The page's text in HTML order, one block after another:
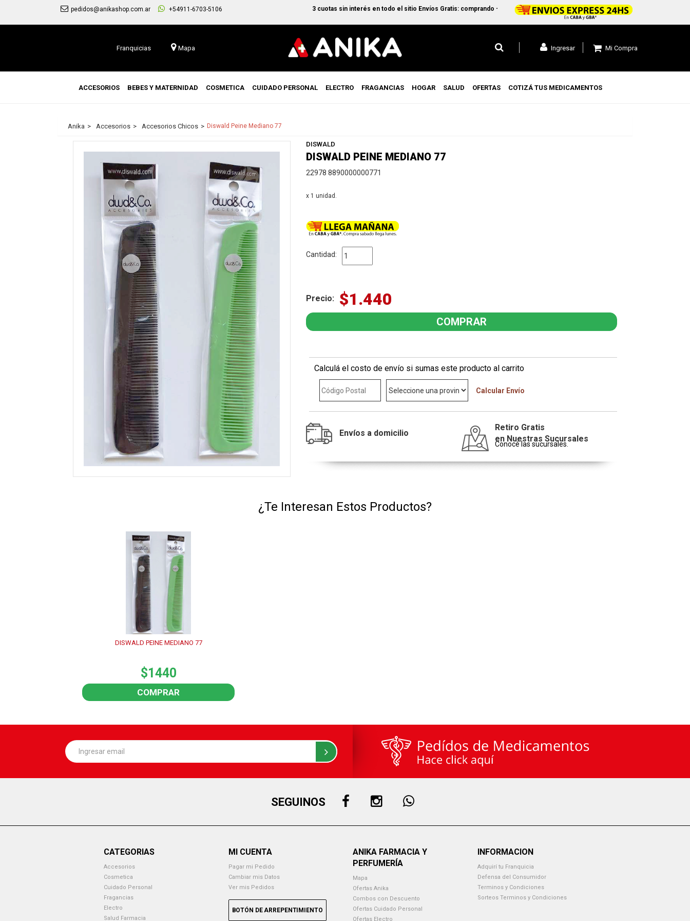
pedidos@anikashop.com.ar +54911-6703-5106 3 cuotas sin interés en todo el sitio Envíos Gratis: comprando +$45.000 en CABA y GBA1 y +$99.000 a todo el pais
Franquicias Mapa Mi Compra
Ingresar
ACCESORIOS BEBES Y MATERNIDAD COSMETICA CUIDADO PERSONAL ELECTRO FRAGANCIAS HOGAR SALUD OFERTAS COTIZÁ TUS MEDICAMENTOS
Anika Accesorios Accesorios Chicos Diswald Peine Mediano 77
DISWALD
DISWALD PEINE MEDIANO 77
22978 8890000000771
x 1 unidad.
Cantidad:
Precio: $1.440
Calculá el costo de envío si sumas este producto al carrito
Calcular Envío
Envíos a domicilio
Retiro Gratis
en Nuestras Sucursales
Conocé las sucursales.
¿Te Interesan Estos Productos?
DISWALD PEINE MEDIANO 77
$1440
COMPRAR
SEGUINOS
CATEGORIAS
Accesorios
Cosmetica
Cuidado Personal
Fragancias
Electro
Salud Farmacia
MI CUENTA
Pagar mi Pedido
Cambiar mis Datos
Ver mis Pedidos
BOTÓN DE ARREPENTIMIENTO
ANIKA FARMACIA Y
PERFUMERÍA
Mapa
Ofertas Anika
Combos con Descuento
Ofertas Cuidado Personal
Ofertas Electro
INFORMACION
Adquirí tu Franquicia
Defensa del Consumidor
Terminos y Condiciones
Sorteos Terminos y Condiciones